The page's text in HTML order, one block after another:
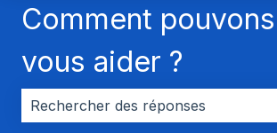
Comment
vous aider ?